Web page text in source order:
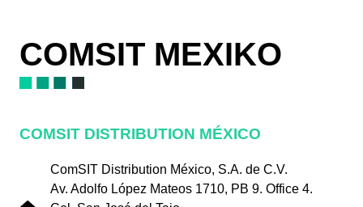
COMSIT MEXIKO
COMSIT DISTRIBUTION MÉXICO
ComSIT Distribution México, S.A. de C.V.
Av. Adolfo López Mateos 1710, PB 9. Office 4.